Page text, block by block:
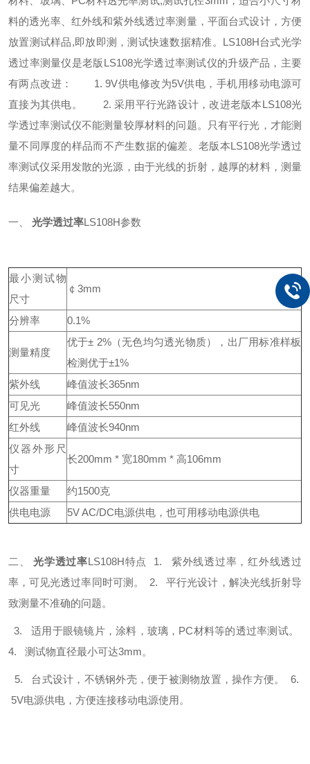
料的透光率、红外线和紫外线透过率测量，平面台式设计，方便
放置测试样品,即放即测，测试快速数据精准。LS108H台式光学
透过率测量仪是老版LS108光学透过率测试仪的升级产品，主要
有两点改进：
1. 9V供电修改为5V供电，手机用移动电源可
直接为其供电。
2. 采用平行光路设计，改进老版本LS108光
学透过率测试仪不能测量较厚材料的问题。只有平行光，才能测
量不同厚度的样品而不产生数据的偏差。老版本LS108光学透过
率测试仪采用发散的光源，由于光线的折射，越厚的材料，测量
结果偏差越大。
一、 光学透过率LS108H参数
最小测试物
尺寸
￠3mm
分辨率 0.1%
测量精度
优于± 2%（无色均匀透光物质），出厂用标准样板
检测优于±1%
紫外线
峰值波长365nm
可见光
峰值波长550nm
红外线
峰值波长940nm
仪器外形尺
寸
长200mm * 宽180mm * 高106mm
仪器重量
约1500克
供电电源
5V AC/DC电源供电，也可用移动电源供电
二、 光学透过率LS108H特点
1. 紫外线透过率，红外线透过
率，可见光透过率同时可测。
2. 平行光设计，解决光线折射导
致测量不准确的问题。
3. 适用于眼镜镜片，涂料，玻璃，PC材料等的透过率测试。
4. 测试物直径最小可达3mm。
5. 台式设计，不锈钢外壳，便于被测物放置，操作方便。
6.
5V电源供电，方便连接移动电源使用。